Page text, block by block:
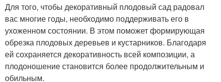
Для того, чтобы декоративный плодовый сад радовал
вас многие годы, необходимо поддерживать его в
ухоженном состоянии. В этом поможет формирующая
обрезка плодовых деревьев и кустарников. Благодаря
ей сохраняется декоративность всей композиции, а
плодоношение становится более продолжительным и
обильным.